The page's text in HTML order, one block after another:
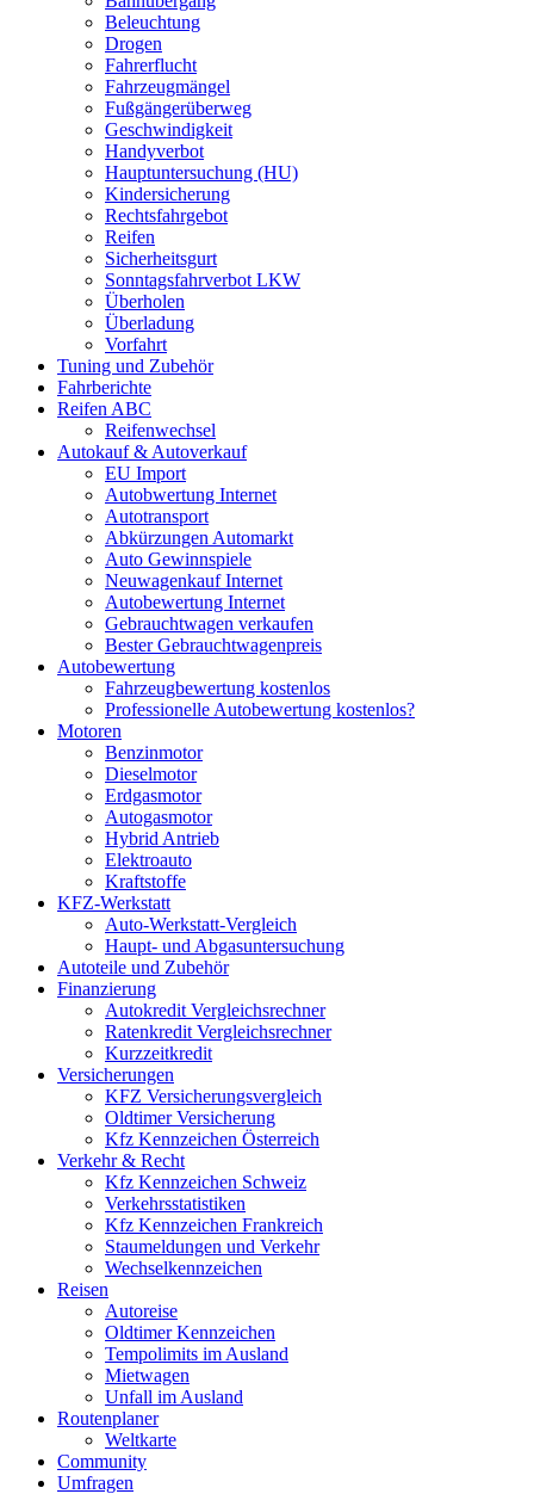
Beleuchtung
Drogen
Fahrerflucht
Fahrzeugmängel
Fußgängerüberweg
Geschwindigkeit
Handyverbot
Hauptuntersuchung (HU)
Kindersicherung
Rechtsfahrgebot
Reifen
Sicherheitsgurt
Sonntagsfahrverbot LKW
Überholen
Überladung
Vorfahrt
Tuning und Zubehör
Fahrberichte
Reifen ABC
Reifenwechsel
Autokauf & Autoverkauf
EU Import
Autobwertung Internet
Autotransport
Abkürzungen Automarkt
Auto Gewinnspiele
Neuwagenkauf Internet
Autobewertung Internet
Gebrauchtwagen verkaufen
Bester Gebrauchtwagenpreis
Autobewertung
Fahrzeugbewertung kostenlos
Professionelle Autobewertung kostenlos?
Motoren
Benzinmotor
Dieselmotor
Erdgasmotor
Autogasmotor
Hybrid Antrieb
Elektroauto
Kraftstoffe
KFZ-Werkstatt
Auto-Werkstatt-Vergleich
Haupt- und Abgasuntersuchung
Autoteile und Zubehör
Finanzierung
Autokredit Vergleichsrechner
Ratenkredit Vergleichsrechner
Kurzzeitkredit
Versicherungen
KFZ Versicherungsvergleich
Oldtimer Versicherung
Kfz Kennzeichen Österreich
Verkehr & Recht
Kfz Kennzeichen Schweiz
Verkehrsstatistiken
Kfz Kennzeichen Frankreich
Staumeldungen und Verkehr
Wechselkennzeichen
Reisen
Autoreise
Oldtimer Kennzeichen
Tempolimits im Ausland
Mietwagen
Unfall im Ausland
Routenplaner
Weltkarte
Community
Umfragen